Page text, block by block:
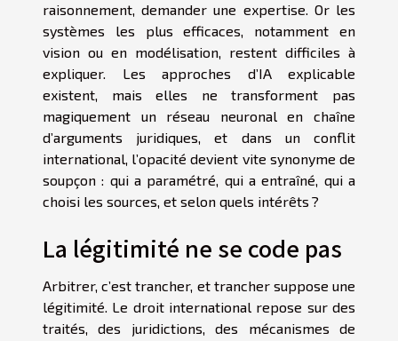
raisonnement, demander une expertise. Or les
systèmes les plus efficaces, notamment en
vision ou en modélisation, restent difficiles à
expliquer. Les approches d’IA explicable
existent, mais elles ne transforment pas
magiquement un réseau neuronal en chaîne
d’arguments juridiques, et dans un conflit
international, l’opacité devient vite synonyme de
soupçon : qui a paramétré, qui a entraîné, qui a
choisi les sources, et selon quels intérêts ?
La légitimité ne se code pas
Arbitrer, c’est trancher, et trancher suppose une
légitimité. Le droit international repose sur des
traités, des juridictions, des mécanismes de